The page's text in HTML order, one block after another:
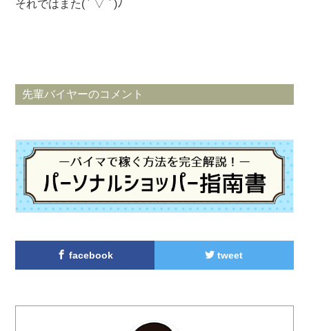
それではまた( ´ ▽ ` )ﾉ
先輩バイヤーのコメント
facebook tweet